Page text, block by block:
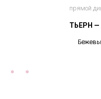
прямой
ТЬЕРН